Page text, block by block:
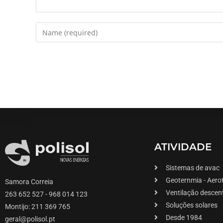
Samora Correia
263 652 527 - 968 014 123
Montijo: 211 369 765
geral@polisol.pt
ATIVIDADE
Sistemas de avac
Geoternmia -
Ventilação
Soluções solares
Desde 1984